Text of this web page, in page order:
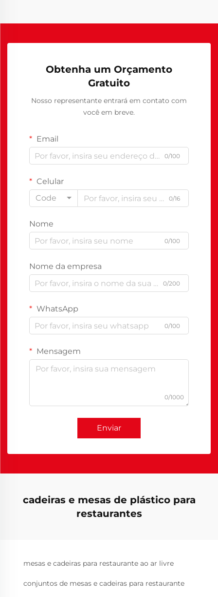
Obtenha um Orçamento
Gratuito
Nosso representante entrará em contato com
você em breve.
Email
0/100
Celular
Code
0/16
Nome
0/100
Nome da empresa
0/200
WhatsApp
0/100
Mensagem
0/1000
Enviar
cadeiras e mesas de plástico para
restaurantes
mesas e cadeiras para restaurante ao ar livre
conjuntos de mesas e cadeiras para restaurante